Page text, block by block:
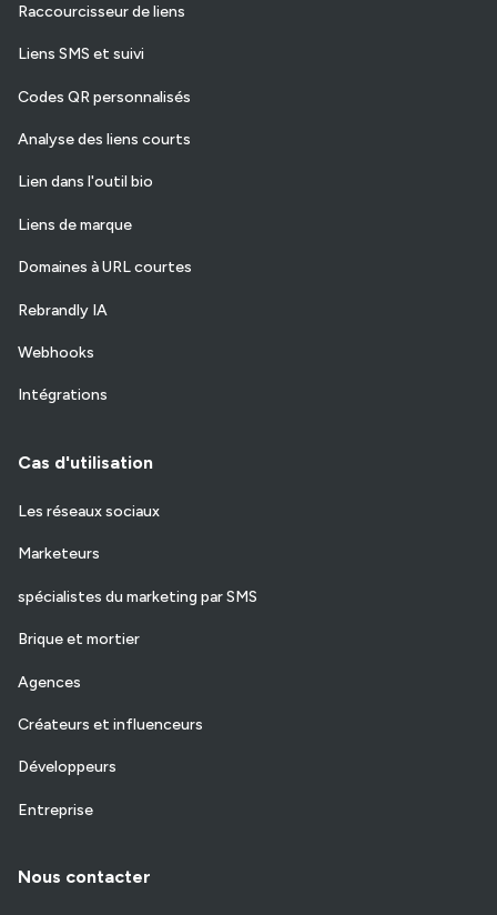
Raccourcisseur de liens
Liens SMS et suivi
Codes QR personnalisés
Analyse des liens courts
Lien dans l'outil bio
Liens de marque
Domaines à URL courtes
Rebrandly IA
Webhooks
Intégrations
Cas d'utilisation
Les réseaux sociaux
Marketeurs
spécialistes du marketing par SMS
Brique et mortier
Agences
Créateurs et influenceurs
Développeurs
Entreprise
Nous contacter